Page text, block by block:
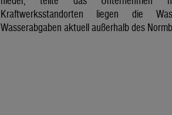
Kraftwerksstandorten liegen die
Wasserabgaben aktuell außerhalb des